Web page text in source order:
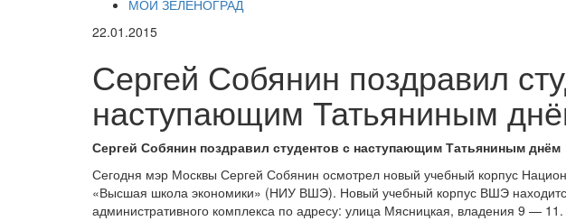
МОЙ ЗЕЛЕНОГРАД
22.01.2015
Сергей Собянин поздравил
наступающим Татьяниным
Сергей Собянин поздравил студентов с наступающим Татьяниным днём
Сегодня мэр Москвы Сергей Собянин осмотрел новый учебный корпус
«Высшая школа экономики» (НИУ ВШЭ). Новый учебный корпус ВШЭ
административного комплекса по адресу: улица Мясницкая, владения 9 —